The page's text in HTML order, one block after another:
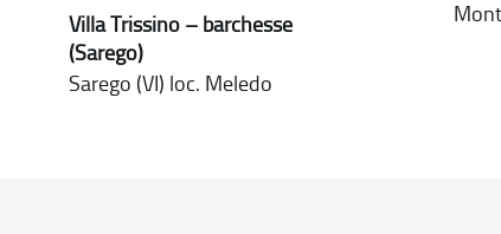
Villa Trissino – barchesse
(Sarego)
Sarego (VI) loc. Meledo